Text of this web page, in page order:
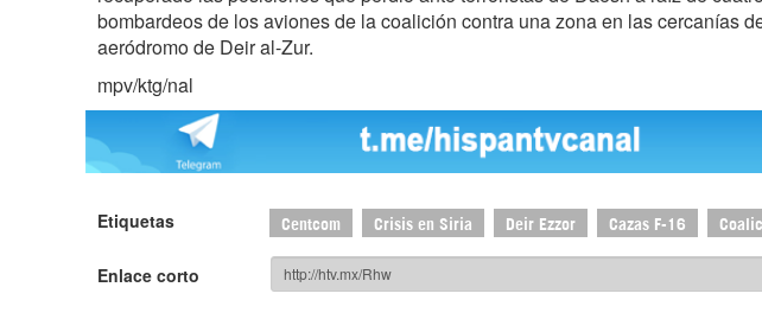
bombardeos de los aviones de la coalición contra una zona en las cercanías
aeródromo de Deir al-Zur.
mpv/ktg/nal
Etiquetas Centcom Crisis en Siria Deir Ezzor Cazas F-16
Enlace corto